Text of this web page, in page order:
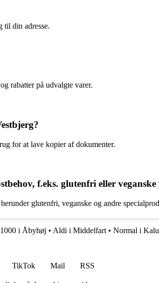
til din adresse.
rabatter på udvalgte varer.
for at lave kopier af dokumenter.
f.eks. glutenfri eller
glutenfri, veganske og andre
i Åbyhøj • Aldi i Middelfart • Normal i
TikTok Mail
RSS